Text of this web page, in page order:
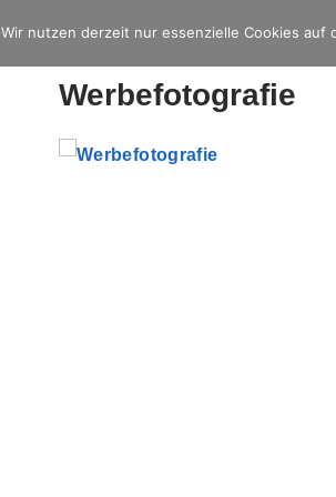
Werbefotografie
Wir nutzen derzeit nur essenzielle Cookies auf